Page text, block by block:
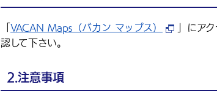
VACAN Maps（バカン マップス）
」にア
認して下さい。
2.注意事項